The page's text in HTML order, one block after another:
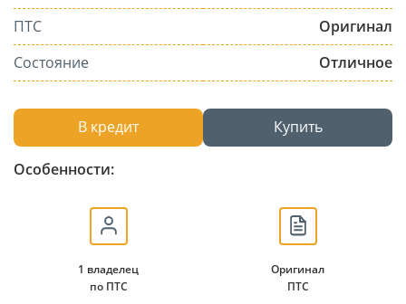
ПТС
Оригинал
Состояние
Отличное
В кредит Купить
Особенности:
1 владелец
по ПТС
Оригинал
ПТС